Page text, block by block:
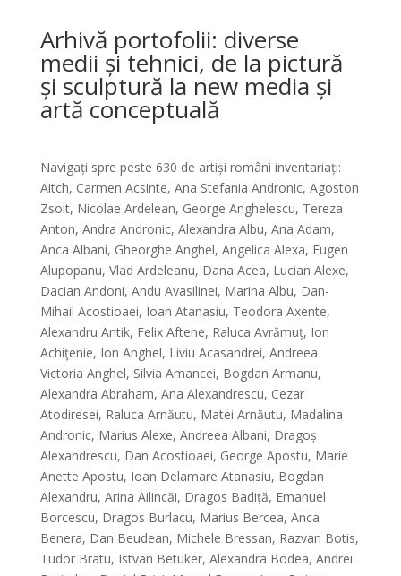
Arhivă portofolii: diverse
medii și tehnici, de la pictură
și sculptură la new media și
artă conceptuală
Navigați spre peste 630 de artiși români inventariați:
Aitch, Carmen Acsinte, Ana Stefania Andronic, Agoston
Zsolt, Nicolae Ardelean, George Anghelescu, Tereza
Anton, Andra Andronic, Alexandra Albu, Ana Adam,
Anca Albani, Gheorghe Anghel, Angelica Alexa, Eugen
Alupopanu, Vlad Ardeleanu, Dana Acea, Lucian Alexe,
Dacian Andoni, Andu Avasilinei, Marina Albu, Dan-
Mihail Acostioaei, Ioan Atanasiu, Teodora Axente,
Alexandru Antik, Felix Aftene, Raluca Avrămuț, Ion
Achiţenie, Ion Anghel, Liviu Acasandrei, Andreea
Victoria Anghel, Silvia Amancei, Bogdan Armanu,
Alexandra Abraham, Ana Alexandrescu, Cezar
Atodiresei, Raluca Arnăutu, Matei Arnăutu, Madalina
Andronic, Marius Alexe, Andreea Albani, Dragoș
Alexandrescu, Dan Acostioaei, George Apostu, Marie
Anette Apostu, Ioan Delamare Atanasiu, Bogdan
Alexandru, Arina Ailincăi, Dragos Badiță, Emanuel
Borcescu, Dragos Burlacu, Marius Bercea, Anca
Benera, Dan Beudean, Michele Bressan, Razvan Botis,
Tudor Bratu, Istvan Betuker, Alexandra Bodea, Andrei